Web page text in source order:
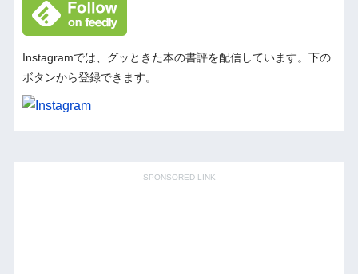
Instagramでは、グッときた本の書評を配信しています。下の
ボタンから登録できます。
SPONSORED LINK